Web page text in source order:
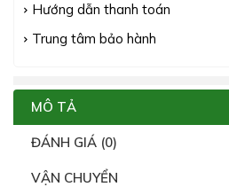
Hướng dẫn thanh toán
Trung tâm bảo hành
MÔ TẢ
ĐÁNH GIÁ (0)
VẬN CHUYỂN